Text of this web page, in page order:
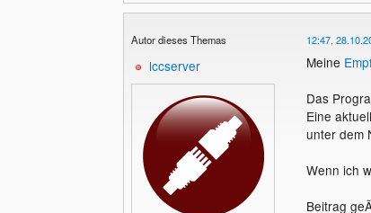
Autor dieses Themas
lccserver
12:47,
Meine
Das
Eine
unter dem
Wenn ich
Beitrag